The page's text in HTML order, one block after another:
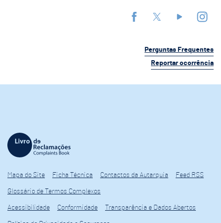
Perguntas Frequentes
Reportar ocorrência
Mapa do Site Ficha Técnica Contactos da Autarquia Feed RSS
Glossário de Termos Complexos
Acessibilidade Conformidade Transparência e Dados Abertos